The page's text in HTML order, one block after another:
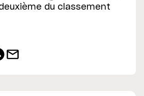
du classement